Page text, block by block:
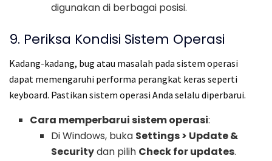
digunakan di berbagai posisi.
9. Periksa Kondisi Sistem Operasi
Kadang-kadang, bug atau masalah pada sistem operasi
dapat memengaruhi performa perangkat keras seperti
keyboard. Pastikan sistem operasi Anda selalu diperbarui.
Cara memperbarui sistem operasi:
Di Windows, buka Settings > Update &
Securitydan pilih Check for updates.